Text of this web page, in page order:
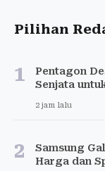
Pilihan
1
Pentagon
Senjata
2 jam lalu
2
Samsung
Harga dan